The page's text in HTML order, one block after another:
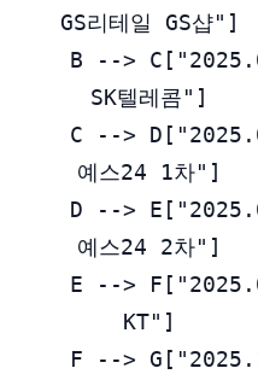
GS리테일 GS샵"]
B -->
SK텔레콤"]
C -->
예스24 1차"]
D -->
예스24 2차"]
E -->
KT"]
F -->